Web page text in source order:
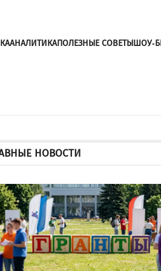
АНАЛИТИКАПОЛЕЗНЫЕ СОВЕТЫШОУ-
НОВОСТИ